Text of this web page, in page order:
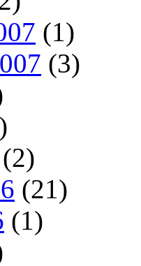
(1)
(3)
(2)
(21)
(1)